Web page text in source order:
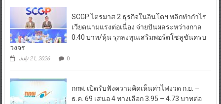
Read More
วงจร
July 21, 2026